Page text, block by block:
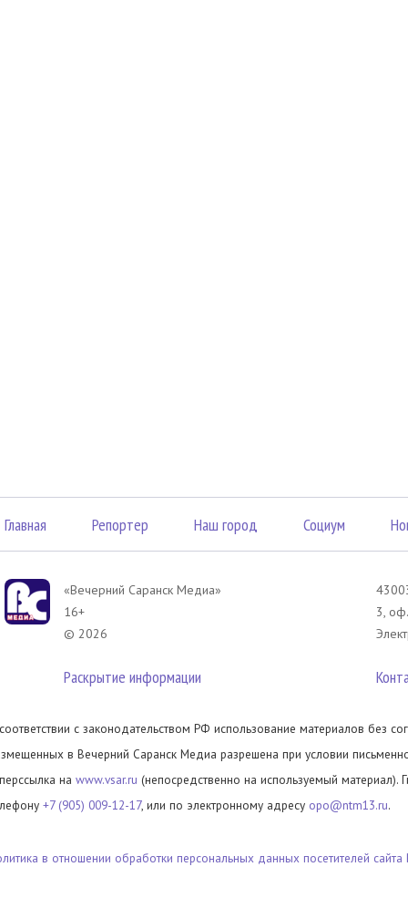
Главная Репортер Наш город Социум
«Вечерний Саранск Mедиа»
16+
© 2026
Раскрытие информации
3,
с законодательством РФ использование материалов без
в Вечерний Саранск Медиа разрешена при условии
на www.vsar.ru (непосредственно на используемый материал).
+7 (905) 009-12-17, или по электронному адресу opo@ntm13.ru.
в отношении обработки персональных данных посетителей